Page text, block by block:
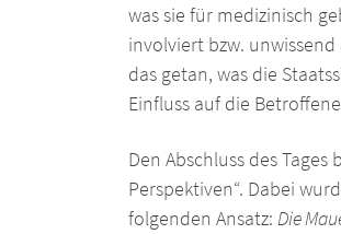
was sie für medizinisch
involviert bzw.
das getan, was die
Einfluss auf die
Den Abschluss des
Perspektiven“. Dabei
folgenden Ansatz: Die